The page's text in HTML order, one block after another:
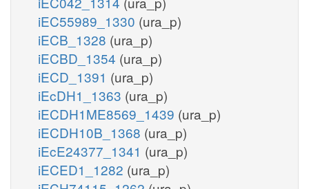
iEC55989_1330 (ura_p)
iECB_1328 (ura_p)
iECBD_1354 (ura_p)
iECD_1391 (ura_p)
iEcDH1_1363 (ura_p)
iECDH1ME8569_1439 (ura_p)
iECDH10B_1368 (ura_p)
iEcE24377_1341 (ura_p)
iECED1_1282 (ura_p)